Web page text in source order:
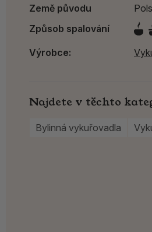
Země původu
Způsob spalování
Výrobce:
Najdete v těchto
Bylinná vykuřovadla